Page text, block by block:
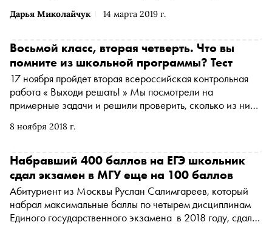
Дарья Миколайчук 14 марта 2019 г.
триллионной цифры, сообщает блог Goolge Cloud
8 ноября 2018 г.
Восьмой класс, вторая четверть. Что вы
помните из школьной программы? Тест
17 ноября пройдет вторая всероссийская контрольная
работа « Выходи решать! » Мы посмотрели на
примерные задачи и решили проверить, сколько из них
Набравший 400 баллов на ЕГЭ школьник
сдал экзамен в МГУ еще на 100 баллов
Абитуриент из Москвы Руслан Салимгареев, который
набрал максимальные баллы по четырем дисциплинам
Единого государственного экзамена в 2018 году, сдал